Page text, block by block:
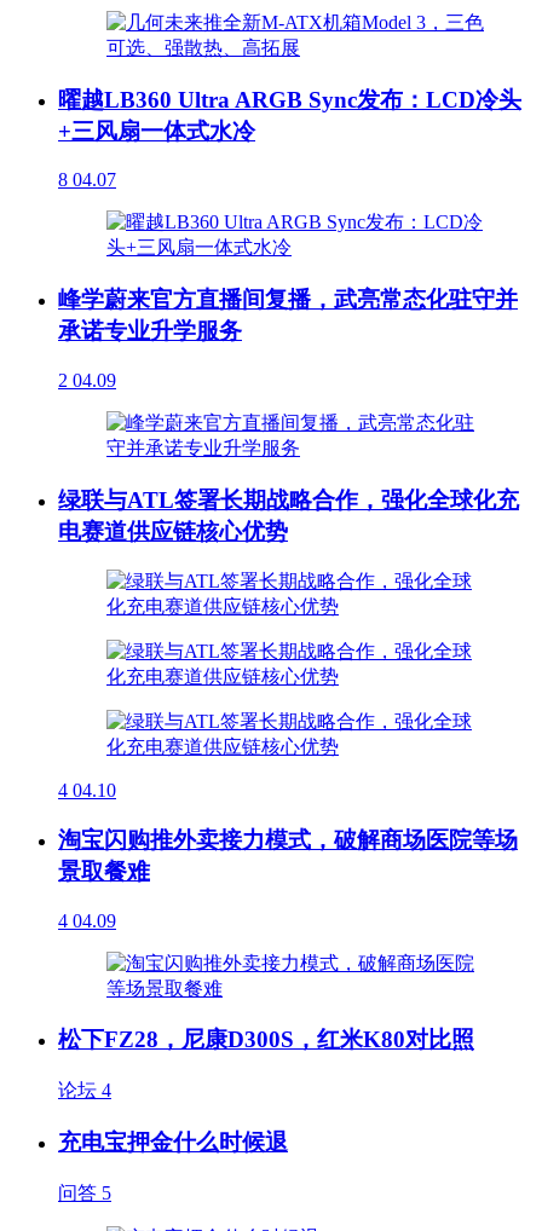
曜越LB360 Ultra ARGB Sync发布：LCD冷头
+三风扇一体式水冷
8 04.07
峰学蔚来官方直播间复播，武亮常态化驻守并
承诺专业升学服务
2 04.09
绿联与ATL签署长期战略合作，强化全球化充
电赛道供应链核心优势
4 04.10
淘宝闪购推外卖接力模式，破解商场医院等场
景取餐难
4 04.09
松下FZ28，尼康D300S，红米K80对比照
论坛 4
充电宝押金什么时候退
问答 5